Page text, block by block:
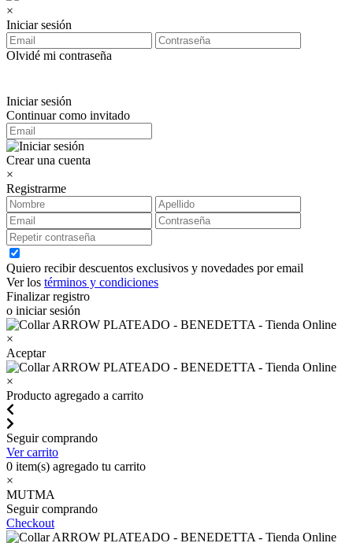
×
Iniciar sesión
Olvidé mi contraseña
Iniciar sesión
Continuar como invitado
Crear una cuenta
×
Registrarme
Quiero recibir descuentos exclusivos y novedades por email
Ver los términos y condiciones
Finalizar registro
o iniciar sesión
×
Aceptar
×
Producto agregado a carrito
Seguir comprando
Ver carrito
0 item(s) agregado tu carrito
×
MUTMA
Seguir comprando
Checkout